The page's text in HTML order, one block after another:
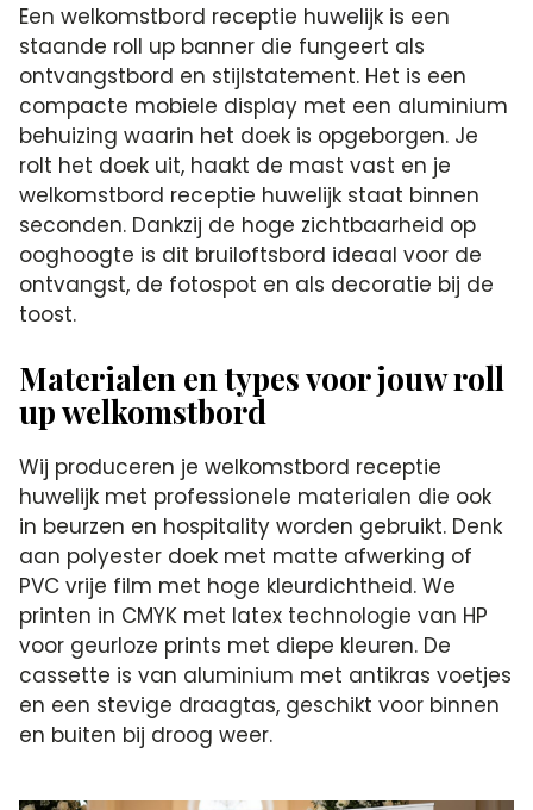
Een welkomstbord receptie huwelijk is een
staande roll up banner die fungeert als
ontvangstbord en stijlstatement. Het is een
compacte mobiele display met een aluminium
behuizing waarin het doek is opgeborgen. Je
rolt het doek uit, haakt de mast vast en je
welkomstbord receptie huwelijk staat binnen
seconden. Dankzij de hoge zichtbaarheid op
ooghoogte is dit bruiloftsbord ideaal voor de
ontvangst, de fotospot en als decoratie bij de
toost.
Materialen en types voor jouw roll
up welkomstbord
Wij produceren je welkomstbord receptie
huwelijk met professionele materialen die ook
in beurzen en hospitality worden gebruikt. Denk
aan polyester doek met matte afwerking of
PVC vrije film met hoge kleurdichtheid. We
printen in CMYK met latex technologie van HP
voor geurloze prints met diepe kleuren. De
cassette is van aluminium met antikras voetjes
en een stevige draagtas, geschikt voor binnen
en buiten bij droog weer.